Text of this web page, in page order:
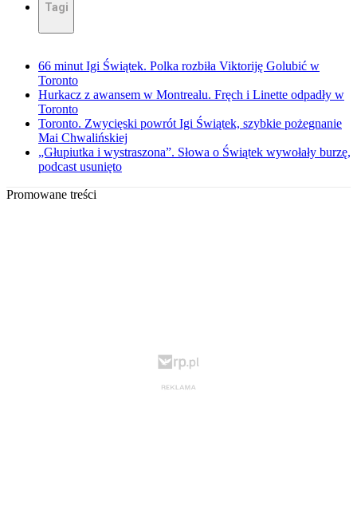
Tagi
66 minut Igi Świątek. Polka rozbiła Viktoriję Golubić w
Toronto
Hurkacz z awansem w Montrealu. Fręch i Linette odpadły w
Toronto
Toronto. Zwycięski powrót Igi Świątek, szybkie pożegnanie
Mai Chwalińskiej
„Głupiutka i wystraszona”. Słowa o Świątek wywołały burzę,
podcast usunięto
Promowane treści